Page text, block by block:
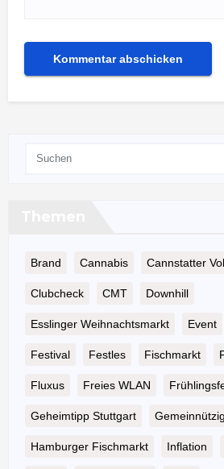
Brand Cannabis Cannstatter
Clubcheck CMT Downhill
Esslinger Weihnachtsmarkt Event
Festival Festles Fischmarkt
Fluxus Freies WLAN
Geheimtipp Stuttgart Gemeinnützig
Hamburger Fischmarkt Inflation